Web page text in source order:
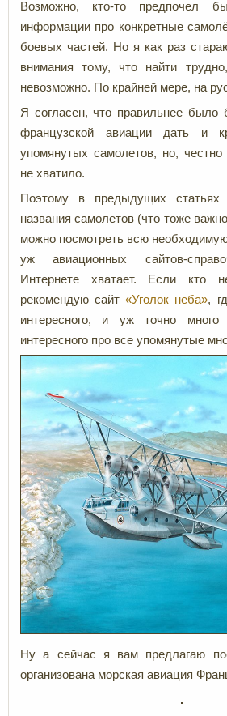
Возможно, кто-то предпочел
информации про конкретные
боевых частей. Но я как раз
внимания тому, что найти
невозможно. По крайней мере, на
Я согласен, что правильнее было
французской авиации дать и
упомянутых самолетов, но,
не хватило.
Поэтому в предыдущих
названия самолетов (что тоже
можно посмотреть всю
уж авиационных сайтов-
Интернете хватает. Если кто
рекомендую сайт«Уголок неба»,
интересного, и уж точно много
интересного про все упомянутые
Ну а сейчас я вам предлагаю
организована морская авиация